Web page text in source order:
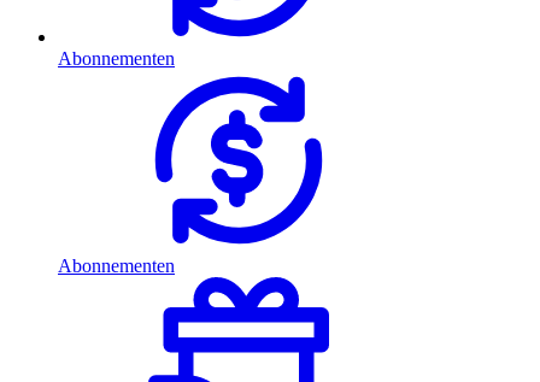
Abonnementen
Abonnementen